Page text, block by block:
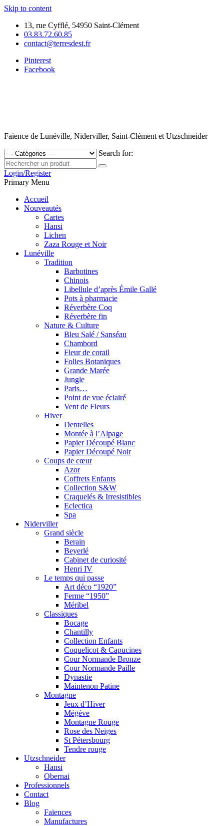
Skip to content
13, rue Cyfflé, 54950 Saint-Clément
03.83.72.60.85
contact@terresdest.fr
Pinterest
Facebook
Faïence de Lunéville, Niderviller, Saint-Clément et Utzschneider
Search for:
Login/Register
Primary Menu
Accueil
Nouveautés
Cartes
Hansi
Lichen
Zaza Rouge et Noir
Lunéville
Tradition
Barbotines
Chinois
Libellule d’après Émile Gallé
Pots à pharmacie
Réverbère Coq
Réverbère fin
Nature & Culture
Bleu Salé / Sanséau
Chambord
Fleur de corail
Folies Botaniques
Grande Marée
Jungle
Paris…
Point de vue éclairé
Vent de Fleurs
Hiver
Dentelles
Montée à l’Alpage
Papier Découpé Blanc
Papier Découpé Noir
Coups de cœur
Azor
Coffrets Enfants
Collection S&W
Craquelés & Irresistibles
Eclectica
Spa
Niderviller
Grand siècle
Berain
Beyerlé
Cabinet de curiosité
Henri IV
Le temps qui passe
Art déco “1920”
Ferme “1950”
Méribel
Classiques
Bocage
Chantilly
Collection Enfants
Coquelicot & Capucines
Cour Normande Bronze
Cour Normande Paille
Dynastie
Maintenon Patine
Montagne
Jeux d’Hiver
Mégève
Montagne Rouge
Rose des Neiges
St Pétersbourg
Tendre rouge
Utzschneider
Hansi
Obernai
Professionnels
Contact
Blog
Faïences
Manufactures